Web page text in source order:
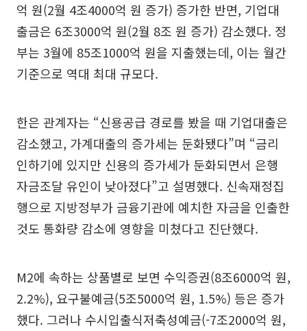
억 원(2월 4조4000억 원 증가) 증가한 반면, 기업대
출금은 6조3000억 원(2월 8조 원 증가) 감소했다. 정
부는 3월에 85조1000억 원을 지출했는데, 이는 월간
기준으로 역대 최대 규모다.
한은 관계자는 “신용공급 경로를 봤을 때 기업대출은
감소했고, 가계대출의 증가세는 둔화됐다”며 “금리
인하기에 있지만 신용의 증가세가 둔화되면서 은행
자금조달 유인이 낮아졌다”고 설명했다. 신속재정집
행으로 지방정부가 금융기관에 예치한 자금을 인출한
것도 통화량 감소에 영향을 미쳤다고 진단했다.
M2에 속하는 상품별로 보면 수익증권(8조6000억 원,
2.2%), 요구불예금(5조5000억 원, 1.5%) 등은 증가
했다. 그러나 수시입출식저축성예금(-7조2000억 원,